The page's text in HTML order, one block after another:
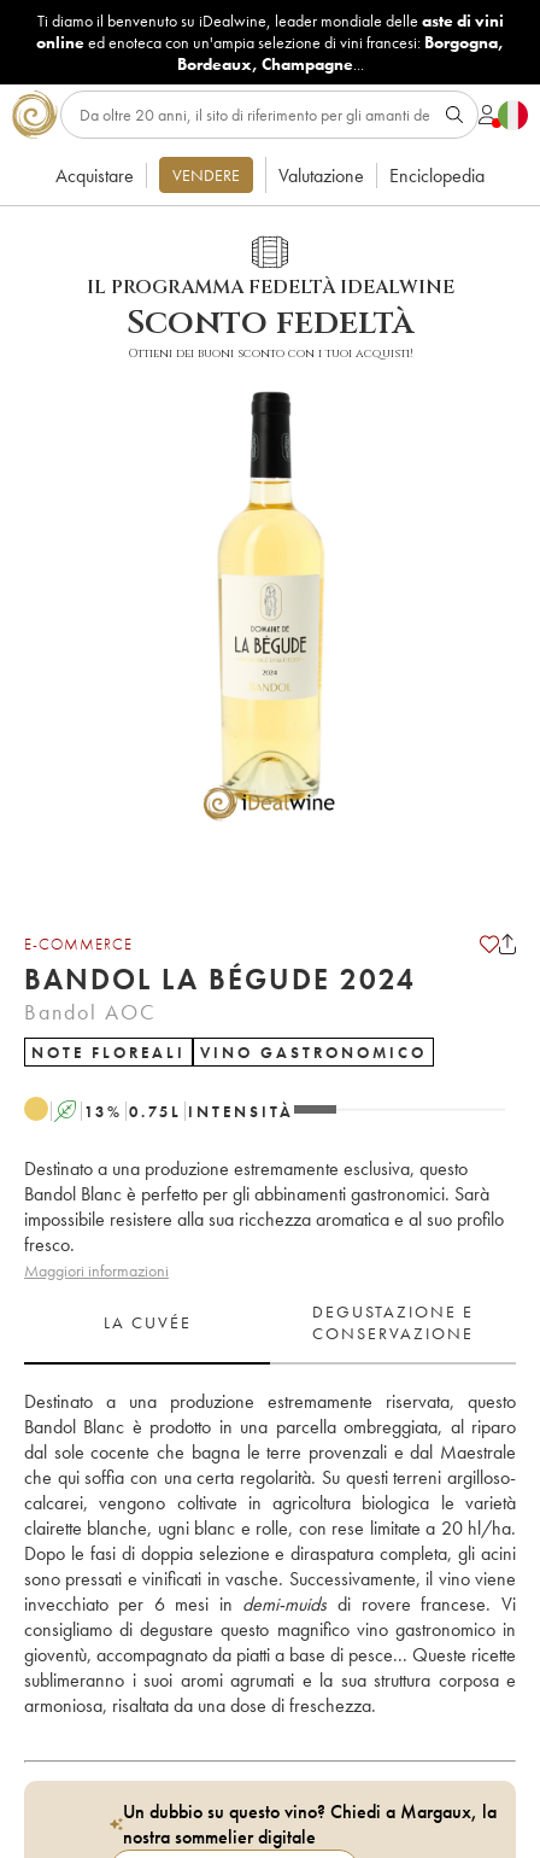
Ti diamo il benvenuto su iDealwine, leader mondiale delle aste di vini
onlineed enoteca con un'ampia selezione di vini francesi: Borgogna,
Bordeaux, Champagne...
Acquistare VENDERE Valutazione Enciclopedia
IL PROGRAMMA FEDELTÀ IDEALWINE
Sconto fedeltà
Ottieni dei buoni sconto con i tuoi acquisti!
E-COMMERCE
BANDOL LA BÉGUDE 2024
Bandol AOC
NOTE FLOREALI VINO GASTRONOMICO
A 13% 0.75 L INTENSITÀ
Destinato a una produzione estremamente esclusiva, questo
Bandol Blanc è perfetto per gli abbinamenti gastronomici. Sarà
impossibile resistere alla sua ricchezza aromatica e al suo profilo
fresco.
Maggiori informazioni
LA CUVÉE
DEGUSTAZIONE E
CONSERVAZIONE
Destinato a una produzione estremamente riservata, questo
Bandol Blanc è prodotto in una parcella ombreggiata, al riparo
dal sole cocente che bagna le terre provenzali e dal Maestrale
che qui soffia con una certa regolarità. Su questi terreni argilloso-
calcarei, vengono coltivate in agricoltura biologica le varietà
clairette blanche, ugni blanc e rolle, con rese limitate a 20 hl/ha.
Dopo le fasi di doppia selezione e diraspatura completa, gli acini
sono pressati e vinificati in vasche. Successivamente, il vino viene
invecchiato per 6 mesi in demi-muids di rovere francese. Vi
consigliamo di degustare questo magnifico vino gastronomico in
gioventù, accompagnato da piatti a base di pesce... Queste ricette
sublimeranno i suoi aromi agrumati e la sua struttura corposa e
armoniosa, risaltata da una dose di freschezza.
Un dubbio su questo vino? Chiedi a Margaux, la
nostra sommelier digitale